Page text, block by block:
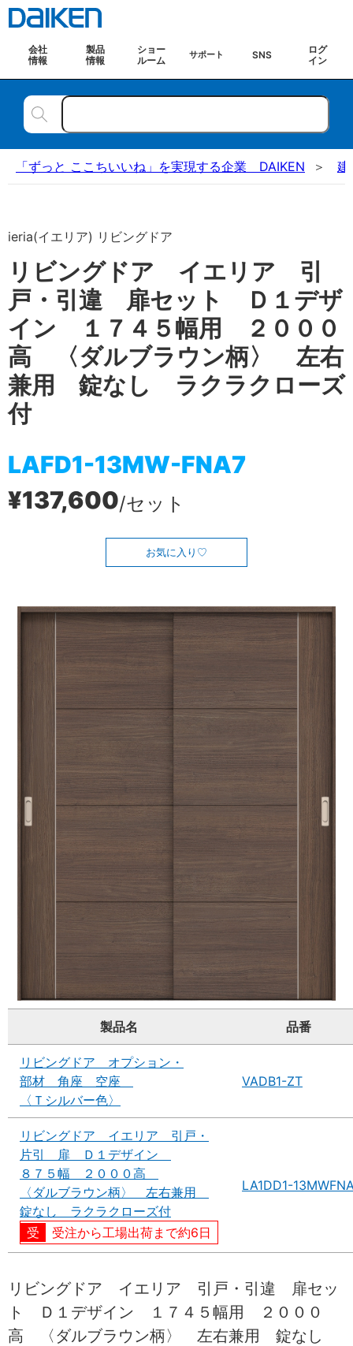
会社
情報
製品
情報
ショー
ルーム
サポート SNS
ログ
イン
「ずっと ここちいいね」を実現する企業 DAIKEN 建
ieria(イエリア) リビングドア
リビングドア イエリア 引
戸・引違 扉セット Ｄ１デザ
イン １７４５幅用 ２０００
高 〈ダルブラウン柄〉 左右
兼用 錠なし ラクラクローズ
付
LAFD1-13MW-FNA7
¥137,600/セット
お気に入り
製品名 品番
リビングドア オプション・
部材 角座 空座
〈Ｔシルバー色〉
VADB1-ZT
リビングドア イエリア 引戸・
片引 扉 Ｄ１デザイン
８７５幅 ２０００高
〈ダルブラウン柄〉 左右兼用
錠なし ラクラクローズ付
受注から工場出荷まで約6日
LA1DD1-
リビングドア イエリア 引戸・引違 扉セッ
ト Ｄ１デザイン １７４５幅用 ２０００
高 〈ダルブラウン柄〉 左右兼用 錠なし